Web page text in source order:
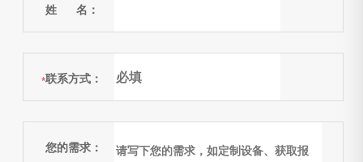
姓 名：
*联系方式：
您的需求：